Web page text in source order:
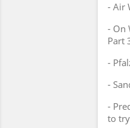
- Air
- On
Part
-
-
-
to